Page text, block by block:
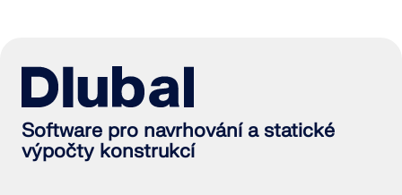
Software pro navrhování a statické
výpočty konstrukcí